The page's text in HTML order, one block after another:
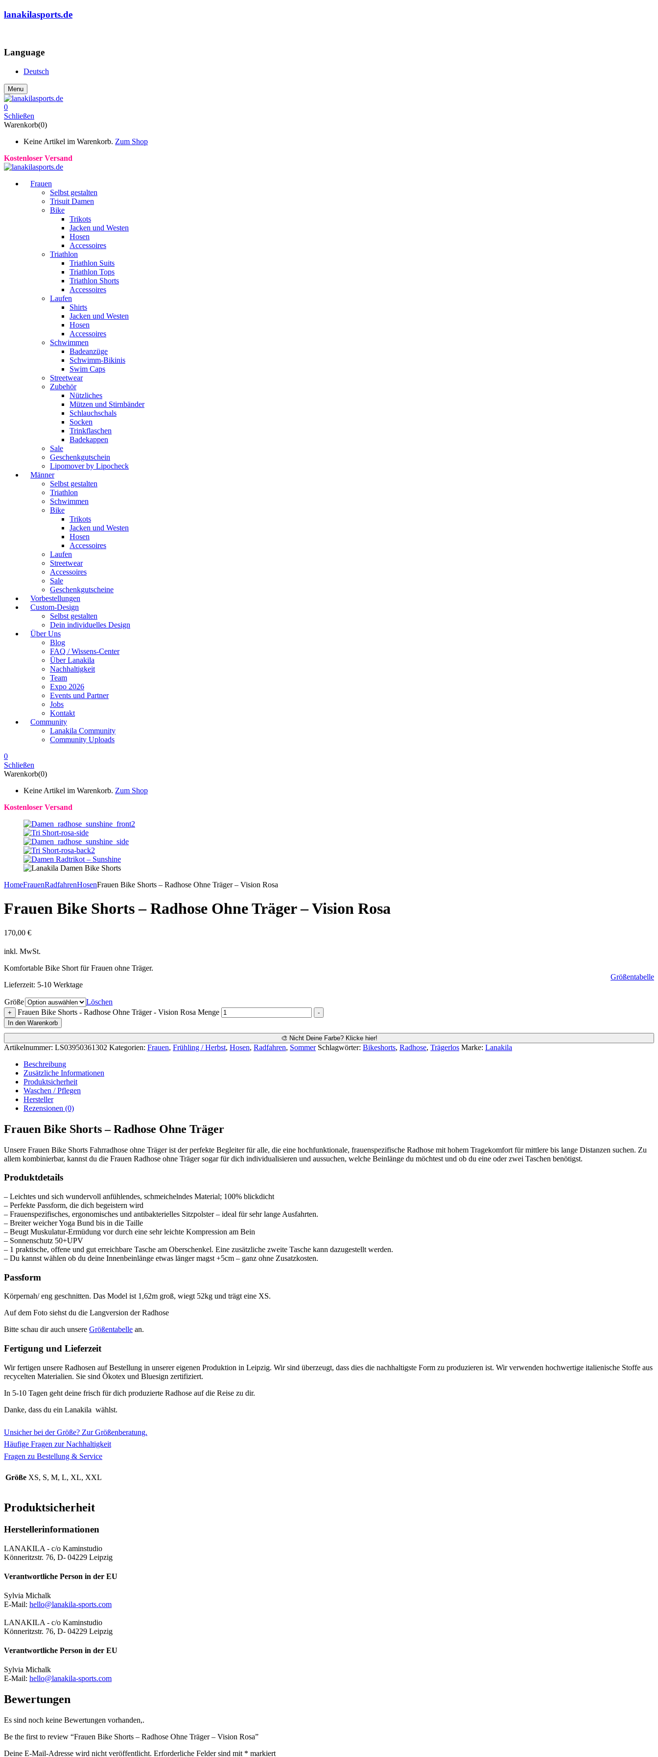
lanakilasports.de
Language
Deutsch
Menu
0
Schließen
Warenkorb(0)
Keine Artikel im Warenkorb. Zum Shop
Kostenloser Versand
Frauen
Selbst gestalten
Trisuit Damen
Bike
Trikots
Jacken und Westen
Hosen
Accessoires
Triathlon
Triathlon Suits
Triathlon Tops
Triathlon Shorts
Accessoires
Laufen
Shirts
Jacken und Westen
Hosen
Accessoires
Schwimmen
Badeanzüge
Schwimm-Bikinis
Swim Caps
Streetwear
Zubehör
Nützliches
Mützen und Stirnbänder
Schlauchschals
Socken
Trinkflaschen
Badekappen
Sale
Geschenkgutschein
Lipomover by Lipocheck
Männer
Selbst gestalten
Triathlon
Schwimmen
Bike
Trikots
Jacken und Westen
Hosen
Accessoires
Laufen
Streetwear
Accessoires
Sale
Geschenkgutscheine
Vorbestellungen
Custom-Design
Selbst gestalten
Dein individuelles Design
Über Uns
Blog
FAQ / Wissens-Center
Über Lanakila
Nachhaltigkeit
Team
Expo 2026
Events und Partner
Jobs
Kontakt
Community
Lanakila Community
Community Uploads
0
Schließen
Warenkorb(0)
Keine Artikel im Warenkorb. Zum Shop
Kostenloser Versand
HomeFrauenRadfahrenHosenFrauen Bike Shorts – Radhose Ohne Träger – Vision Rosa
Frauen Bike Shorts – Radhose Ohne Träger – Vision Rosa
170,00 €
inkl. MwSt.
Komfortable Bike Short für Frauen ohne Träger.
Größentabelle
Lieferzeit: 5-10 Werktage
Größe Löschen
+ Frauen Bike Shorts - Radhose Ohne Träger - Vision Rosa Menge
-
In den Warenkorb
🎨 Nicht Deine Farbe? Klicke hier!
Artikelnummer: LS03950361302 Kategorien: Frauen, Frühling / Herbst, Hosen, Radfahren, Sommer Schlagwörter: Bikeshorts, Radhose, Trägerlos Marke: Lanakila
Beschreibung
Zusätzliche Informationen
Produktsicherheit
Waschen / Pflegen
Hersteller
Rezensionen (0)
Frauen Bike Shorts – Radhose Ohne Träger
Unsere Frauen Bike Shorts Fahrradhose ohne Träger ist der perfekte Begleiter für alle, die eine hochfunktionale, frauenspezifische Radhose mit hohem Tragekomfort für mittlere bis lange Distanzen suchen. Zu
allem kombinierbar, kannst du die Frauen Radhose ohne Träger sogar für dich individualisieren und aussuchen, welche Beinlänge du möchtest und ob du eine oder zwei Taschen benötigst.
Produktdetails
– Leichtes und sich wundervoll anfühlendes, schmeichelndes Material; 100% blickdicht
– Perfekte Passform, die dich begeistern wird
– Frauenspezifisches, ergonomisches und antibakterielles Sitzpolster – ideal für sehr lange Ausfahrten.
– Breiter weicher Yoga Bund bis in die Taille
– Beugt Muskulatur-Ermüdung vor durch eine sehr leichte Kompression am Bein
– Sonnenschutz 50+UPV
– 1 praktische, offene und gut erreichbare Tasche am Oberschenkel. Eine zusätzliche zweite Tasche kann dazugestellt werden.
– Du kannst wählen ob du deine Innenbeinlänge etwas länger magst +5cm – ganz ohne Zusatzkosten.
Passform
Körpernah/ eng geschnitten. Das Model ist 1,62m groß, wiegt 52kg und trägt eine XS.
Auf dem Foto siehst du die Langversion der Radhose
Bitte schau dir auch unsere Größentabelle an.
Fertigung und Lieferzeit
Wir fertigen unsere Radhosen auf Bestellung in unserer eigenen Produktion in Leipzig. Wir sind überzeugt, dass dies die nachhaltigste Form zu produzieren ist. Wir verwenden hochwertige italienische Stoffe aus
recycelten Materialien. Sie sind Ökotex und Bluesign zertifiziert.
In 5-10 Tagen geht deine frisch für dich produzierte Radhose auf die Reise zu dir.
Danke, dass du ein Lanakila wählst.
Unsicher bei der Größe? Zur Größenberatung.
Häufige Fragen zur Nachhaltigkeit
Fragen zu Bestellung & Service
Größe XS, S, M, L, XL, XXL
Produktsicherheit
Herstellerinformationen
LANAKILA - c/o Kaminstudio
Könneritzstr. 76, D- 04229 Leipzig
Verantwortliche Person in der EU
Sylvia Michalk
E-Mail: hello@lanakila-sports.com
LANAKILA - c/o Kaminstudio
Könneritzstr. 76, D- 04229 Leipzig
Verantwortliche Person in der EU
Sylvia Michalk
E-Mail: hello@lanakila-sports.com
Bewertungen
Es sind noch keine Bewertungen vorhanden,.
Be the first to review “Frauen Bike Shorts – Radhose Ohne Träger – Vision Rosa”
Deine E-Mail-Adresse wird nicht veröffentlicht. Erforderliche Felder sind mit * markiert